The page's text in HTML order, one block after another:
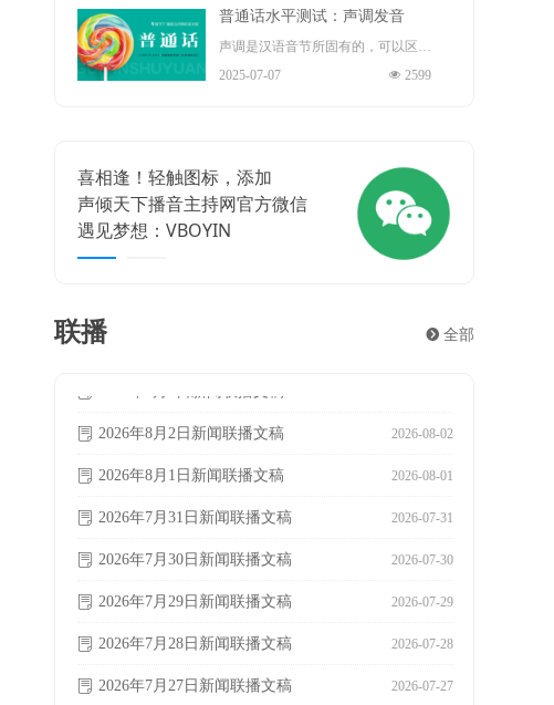
批”人才、“五一”劳动奖章 、中国青
年“五四”奖章的获得者。现任保利文
化集团股份有限公司艺术总监、保利
在读书或说话时，不是鼓励地严格按
照每一个音节的声、韵、调来发音
的音素与因素、音节与音节、声调与
声调之间就不可避免地会发生相互影
响，从而使有些音节的读音产生一定
普通话水平测试：声调发音
声调是汉语音节所固有的，可以区别
意义的声音的高低升降。声调是音节
练习和联系等，这些词语意义的不同
主要靠声调来区别。声调贯穿整个音
节的始终，主要作用在韵腹上。在汉
强都有关系。但是，它的性质主要决
넶 2599
2025-07-07
喜相逢！轻触图标，添加
声倾天下播音主持网官方微信
遇见梦想：VBOYIN
联播 뀹 全部
2026-08-02
ꂓ 2026年8月2日新闻联播文稿
2026-08-01
ꂓ 2026年8月1日新闻联播文稿
2026-07-31
ꂓ 2026年7月31日新闻联播文稿
2026-07-30
ꂓ 2026年7月30日新闻联播文稿
2026-07-29
ꂓ 2026年7月29日新闻联播文稿
2026-07-28
ꂓ 2026年7月28日新闻联播文稿
2026-07-27
ꂓ 2026年7月27日新闻联播文稿